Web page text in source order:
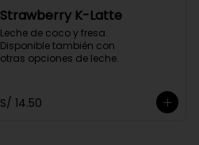
Strawberry K-Latte
Leche de coco y fresa.
Disponible también con
otras opciones de leche.
S/ 14.50